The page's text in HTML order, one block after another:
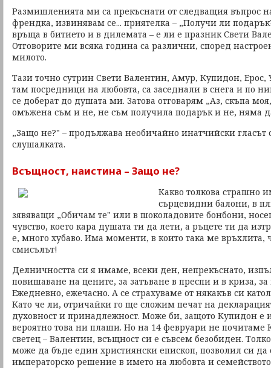
Размишленията ми са прекъснати от следващия въпрос
френдка, извинявам се... приятелка – „Получи ли
връща в битието и в дилемата – е ли е празник Свети
Отговорите ми всяка година са различни, според
милото.
Тази точно сутрин Свети Валентин, Амур, Купидон,
там посредници на любовта, са заседнали в снега и по
се доберат до душата ми. Затова отговарям „Аз, скъпа
омъжена съм и не, не съм получила подарък и не, няма
„Защо не?" – продължава необичайно инатчийски гласът
слушалката.
Всъщност, наистина – Защо не?
Какво толкова страшно
сърцевидни балони, в
зявяващи „Обичам те" или в шоколадовите бонбони,
чувство, което кара душата ти да лети, а ръцете ти да
е, много хубаво. Има моменти, в които така ме връхлита,
смисълът!
Делничността си я имаме, всеки ден, непрекъснато,
повишаване на цените, за затъване в преспи и в криза,
Ежедневно, ежечасно. А се страхуваме от някакъв си
Като че ли, отричайки го ще сложим печат на
духовност и принадлежност. Може би, защото Купидон е
вероятно това ни плаши. Но на 14 февруари не почитаме
светец – Валентин, всъщност си е съвсем безобиден.
може да бъде един християнски епископ, позволил си да
императорско решение в името на любовта и